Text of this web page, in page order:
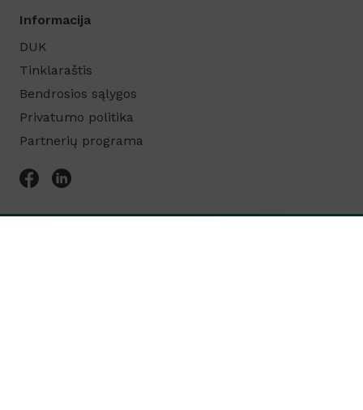
Informacija
DUK
Tinklaraštis
Bendrosios sąlygos
Privatumo politika
Partnerių programa